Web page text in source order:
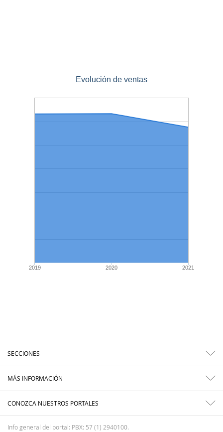
Evolución de ventas
2019 2020 2021
SECCIONES
MÁS INFORMACIÓN
CONOZCA NUESTROS PORTALES
Info general del portal: PBX: 57 (1) 2940100.